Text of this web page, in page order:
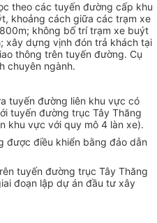
theo các tuyến đường cấp khu
khoảng cách giữa các trạm xe
không bố trí trạm xe buýt
xây dựng vịnh đón trả khách tại
thông trên tuyến đường. Cụ
chuyên ngành.
tuyến đường liên khu vực có
tuyến đường trục Tây Thăng
khu vực với quy mô 4 làn xe).
được điều khiển bằng đảo dẫn
tuyến đường trục Tây Thăng
đoạn lập dự án đầu tư xây